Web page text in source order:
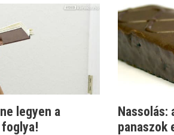
legyen a
Nassolás:
panaszok